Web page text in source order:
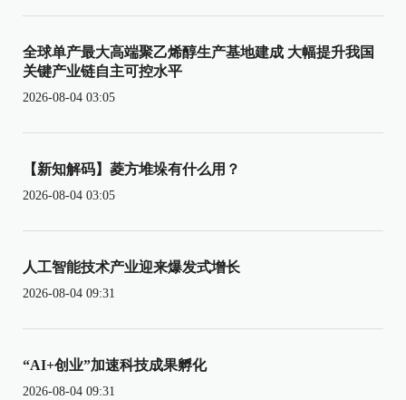
全球单产最大高端聚乙烯醇生产基地建成 大幅提升我国
关键产业链自主可控水平
2026-08-04 03:05
【新知解码】菱方堆垛有什么用？
2026-08-04 03:05
人工智能技术产业迎来爆发式增长
2026-08-04 09:31
“AI+创业”加速科技成果孵化
2026-08-04 09:31